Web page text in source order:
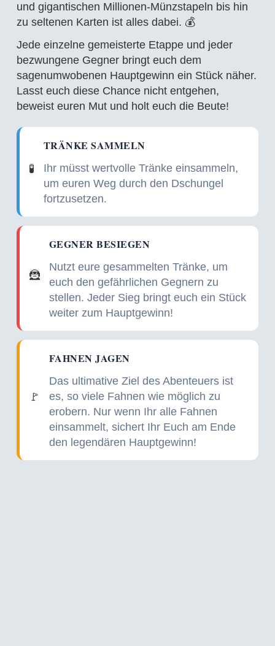
und gigantischen Millionen-Münzstapeln bis hin
zu seltenen Karten ist alles dabei. 💰
Jede einzelne gemeisterte Etappe und jeder
bezwungene Gegner bringt euch dem
sagenumwobenen Hauptgewinn ein Stück näher.
Lasst euch diese Chance nicht entgehen,
beweist euren Mut und holt euch die Beute!
🧪
TRÄNKE SAMMELN
Ihr müsst wertvolle Tränke einsammeln,
um euren Weg durch den Dschungel
fortzusetzen.
🦹
GEGNER BESIEGEN
Nutzt eure gesammelten Tränke, um
euch den gefährlichen Gegnern zu
stellen. Jeder Sieg bringt euch ein Stück
weiter zum Hauptgewinn!
🚩
FAHNEN JAGEN
Das ultimative Ziel des Abenteuers ist
es, so viele Fahnen wie möglich zu
erobern. Nur wenn Ihr alle Fahnen
einsammelt, sichert Ihr Euch am Ende
den legendären Hauptgewinn!